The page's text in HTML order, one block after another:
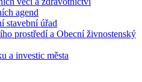
agend
stavební úřad
prostředí a Obecní živnostenský
a investic města